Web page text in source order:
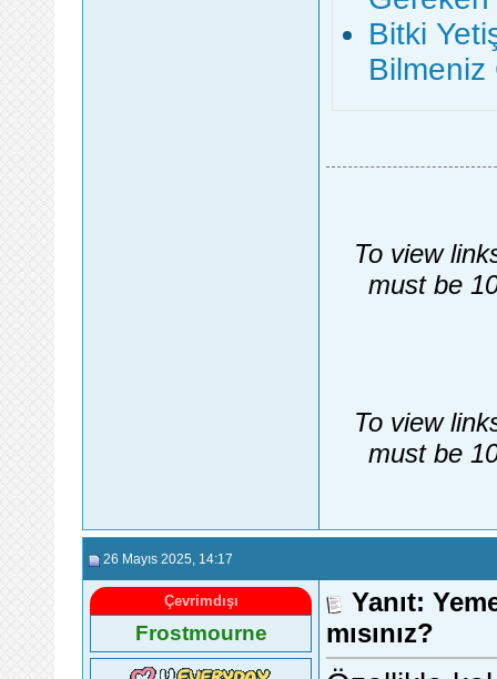
Bitki
Bilmeniz
To view
must be
To view
must be
26 Mayıs 2025 , 14:17
Çevrimdışı
Frostmourne
Yanıt:
mısınız?